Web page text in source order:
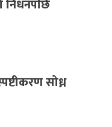
निधनपछि
सोध्न